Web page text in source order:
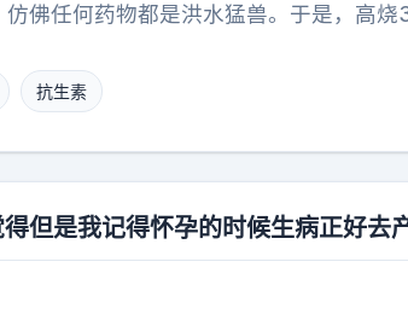
仿佛任何药物都是洪水猛兽。于是，高
本质上是一种缺乏科学支撑的认知错位
儿神经管的损伤，远比在医生指导下使用
用”，很多时候是因为缺乏伦理实验数
而陷入炎症风暴甚至败血症时，那个被
真正的负责，不是用肉身去硬扛生理极
抗生素
但是我记得怀孕的时候生病正好去